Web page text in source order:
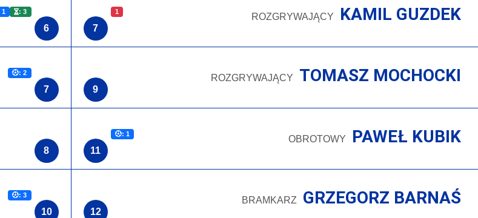
1 : 3
6
: 2
7
8
: 3
10
7
1 ROZGRYWAJĄCY KAMIL GUZDEK
9
ROZGRYWAJĄCY TOMASZ MOCHOCKI
11
: 1 OBROTOWY PAWEŁ KUBIK
12
BRAMKARZ GRZEGORZ BARNAŚ